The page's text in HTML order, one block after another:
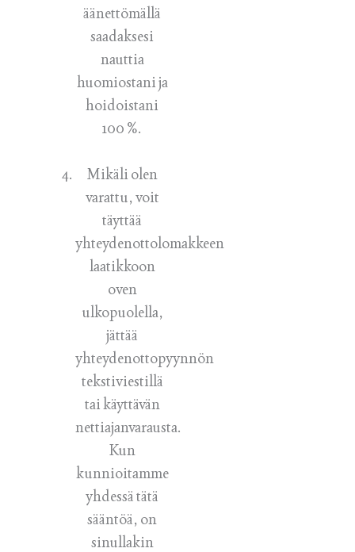
äänettömällä
saadaksesi
nauttia
huomiostani ja
hoidoistani
100 %.
Mikäli olen
varattu, voit
täyttää
yhteydenottolomakkeen
laatikkoon
oven
ulkopuolella,
jättää
yhteydenottopyynnön
tekstiviestillä
tai käyttävän
nettiajanvarausta.
Kun
kunnioitamme
yhdessä tätä
sääntöä, on
sinullakin